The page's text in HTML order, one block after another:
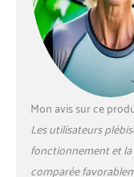
Mon avis sur ce
Les utilisateurs
fonctionnement et la
comparée